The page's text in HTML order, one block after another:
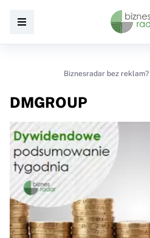
Biznesradar bez reklam?
DMGROUP